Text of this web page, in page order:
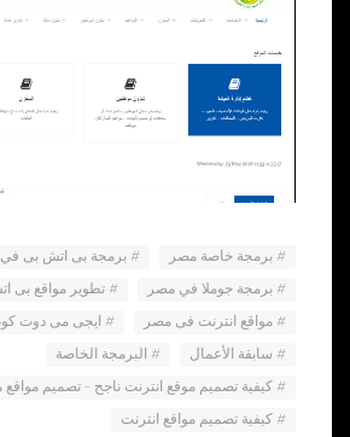
برمجة خاصة مصر برمجة بى اتش بى
برمجة جوملا في مصر
تطوير مواقع بى
مواقع انترنت فى مصر
ايجى مى دوت
سابقة الأعمال
البرمجة الخاصة
كيفية تصميم موقع انترنت ناجح – تصميم مواقع
كيفية تصميم مواقع انترنت